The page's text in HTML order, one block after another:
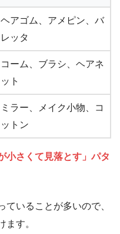
ヘアゴム、アメピン、バ
レッタ
コーム、ブラシ、ヘアネ
ット
ミラー、メイク小物、コ
ットン
小さくて見落とす」パタ
ていることが多いので、
ます。